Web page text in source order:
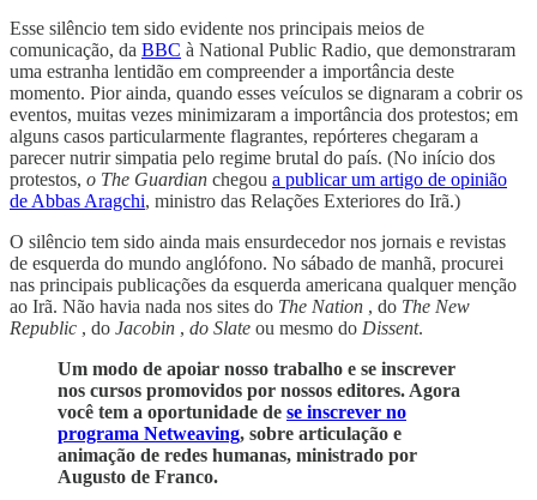
Esse silêncio tem sido evidente nos principais meios de
comunicação, da BBC à National Public Radio, que demonstraram
uma estranha lentidão em compreender a importância deste
momento. Pior ainda, quando esses veículos se dignaram a cobrir os
eventos, muitas vezes minimizaram a importância dos protestos; em
alguns casos particularmente flagrantes, repórteres chegaram a
parecer nutrir simpatia pelo regime brutal do país. (No início dos
protestos, o The Guardian chegou a publicar um artigo de opinião
de Abbas Aragchi, ministro das Relações Exteriores do Irã.)
O silêncio tem sido ainda mais ensurdecedor nos jornais e revistas
de esquerda do mundo anglófono. No sábado de manhã, procurei
nas principais publicações da esquerda americana qualquer menção
ao Irã. Não havia nada nos sites do The Nation , do The New
Republic , do Jacobin , do Slate ou mesmo do Dissent.
Um modo de apoiar nosso trabalho e se inscrever
nos cursos promovidos por nossos editores. Agora
você tem a oportunidade de se inscrever no
programa Netweaving, sobre articulação e
animação de redes humanas, ministrado por
Augusto de Franco.